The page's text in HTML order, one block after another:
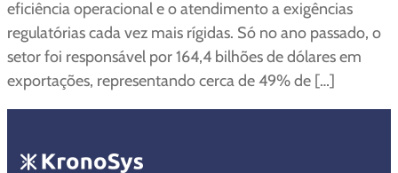
eficiência operacional e o atendimento a exigências
regulatórias cada vez mais rígidas. Só no ano passado, o
setor foi responsável por 164,4 bilhões de dólares em
exportações, representando cerca de 49% de […]